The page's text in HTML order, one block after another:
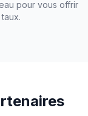
pour vous offrir